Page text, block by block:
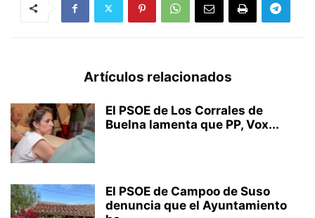
Artículos relacionados
El PSOE de Los Corrales de
Buelna lamenta que PP, Vox...
El PSOE de Campoo de Suso
denuncia que el Ayuntamiento